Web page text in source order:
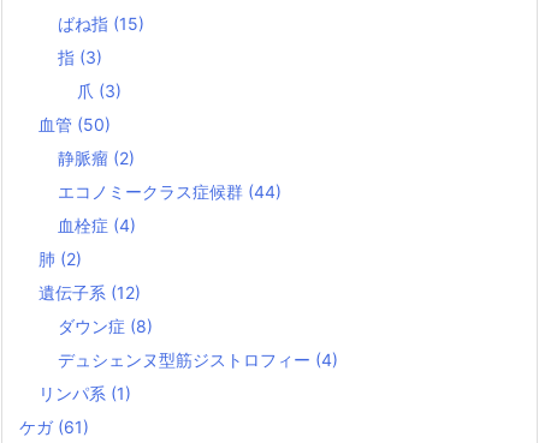
ばね指 (15)
指 (3)
爪 (3)
血管 (50)
静脈瘤 (2)
エコノミークラス症候群 (44)
血栓症 (4)
肺 (2)
遺伝子系 (12)
ダウン症 (8)
デュシェンヌ型筋ジストロフィー (4)
リンパ系 (1)
ケガ (61)